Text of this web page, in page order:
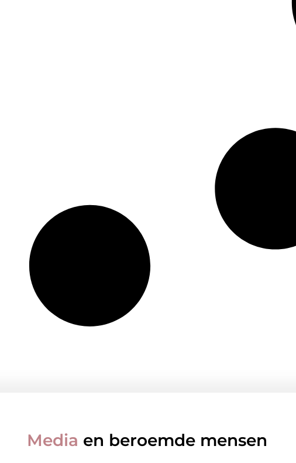
Media en beroemde mensen